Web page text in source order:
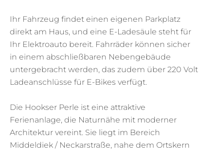
Ihr Fahrzeug findet einen eigenen Parkplatz
direkt am Haus, und eine E-Ladesäule steht für
Ihr Elektroauto bereit. Fahrräder können sicher
in einem abschließbaren Nebengebäude
untergebracht werden, das zudem über 220 Volt
Ladeanschlüsse für E-Bikes verfügt.
Die Hookser Perle ist eine attraktive
Ferienanlage, die Naturnähe mit moderner
Architektur vereint. Sie liegt im Bereich
Middeldiek / Neckarstraße, nahe dem Ortskern